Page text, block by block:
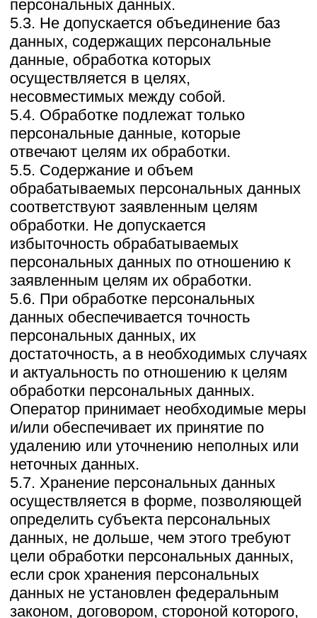
персональных данных.
8.1. Оператор обеспечивает сохранность
персональных данных и принимает все
возможные меры, исключающие доступ
к персональным данным
неуполномоченных лиц.
8.2. Персональные данные
Пользователя никогда, ни при каких
условиях не будут переданы третьим
лицам, за исключением случаев,
связанных с исполнением действующего
законодательства либо в случае, если
субъектом персональных данных дано
согласие Оператору на передачу данных
третьему лицу для исполнения
обязательств по гражданско-правовому
договору.
8.3. В случае выявления неточностей в
персональных данных, Пользователь
может актуализировать их
самостоятельно, путем направления
Оператору уведомление на адрес
электронной почты Оператора
zagorodnyeprostory@yandex.com с
пометкой «Актуализация персональных
данных».
8.4. Срок обработки персональных
данных определяется достижением
целей, для которых были собраны
персональные данные, если иной срок
не предусмотрен договором или
действующим законодательством.
Пользователь может в любой момент
отозвать свое согласие на обработку
персональных данных, направив
Оператору уведомление посредством
электронной почты на электронный
адрес Оператора
zagorodnyeprostory@yandex.com с
пометкой «Отзыв согласия на обработку
персональных данных».
8.5. Вся информация, которая
собирается сторонними сервисами, в
том числе платежными системами,
средствами связи и другими
поставщиками услуг, хранится и